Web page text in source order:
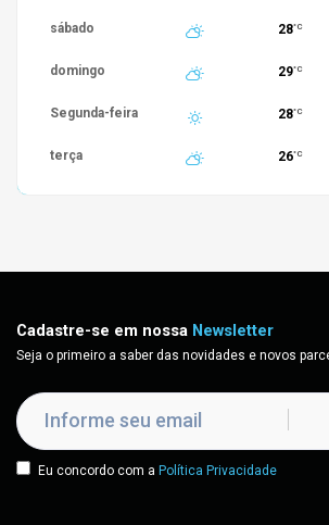
sábado 28°C
domingo 29°C
Segunda-feira 28°C
terça 26°C
Cadastre-se em nossa Newsletter
Seja o primeiro a saber das novidades e novos
Eu concordo com a Política Privacidade